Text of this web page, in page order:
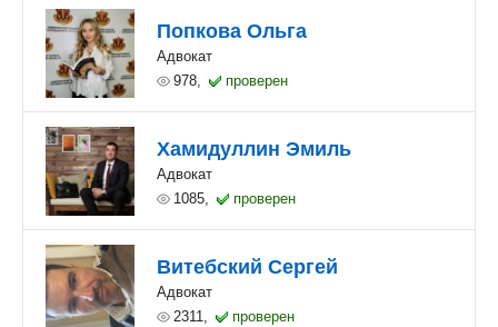
Попкова Ольга
Адвокат
978,
проверен
Хамидуллин Эмиль
Адвокат
1085,
проверен
Витебский Сергей
Адвокат
2311,
проверен